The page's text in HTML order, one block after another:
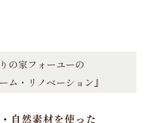
の家フォーユーの
ム・リノベーション』